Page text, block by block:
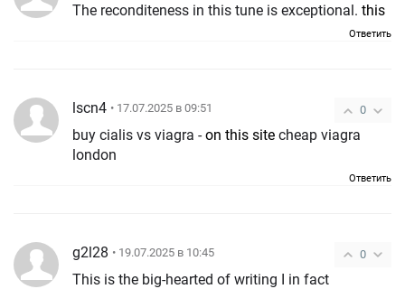
The reconditeness in this tune is exceptional. this
Ответить
0
lscn4 • 17.07.2025 в 09:51
buy cialis vs viagra -on this site cheap viagra
london
Ответить
0
g2l28 • 19.07.2025 в 10:45
This is the big-hearted of writing I in fact